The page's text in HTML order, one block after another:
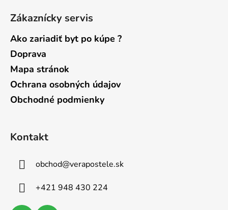
Zákaznícky servis
Ako zariadiť byt po kúpe ?
Doprava
Mapa stránok
Ochrana osobných údajov
Obchodné podmienky
Kontakt
obchod@verapostele.sk
+421 948 430 224